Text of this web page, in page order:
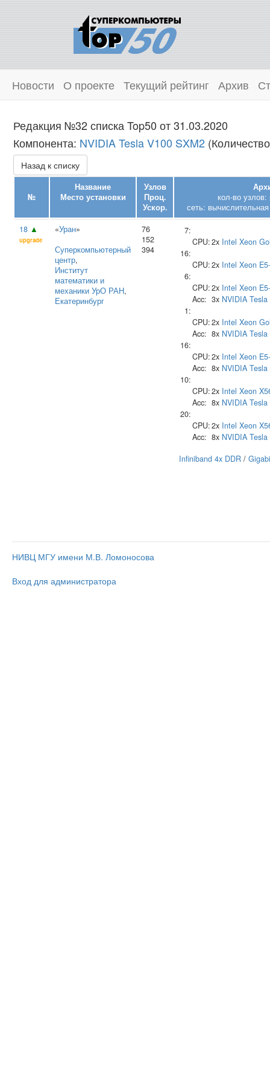
Новости О проекте Текущий рейтинг Архив
Редакция №32 списка Top50 от 31.03.2020
Компонента: NVIDIA Tesla V100 SXM2
Назад к списку
№
Название
Место установки
Узлов
Проц.
Ускор.
кол-во
сеть:
18 ▲
upgrade
«Уран»
Суперкомпьютерный
центр,
Институт
математики и
механики УрО РАН,
Екатеринбург
76
152
394
7:
CPU:2x Intel Xeon
16:
CPU:2x Intel Xeon
6:
CPU:2x Intel Xeon
Acc: 3x NVIDIA Tesla
1:
CPU:2x Intel Xeon
Acc: 8x NVIDIA Tesla
16:
CPU:2x Intel Xeon
Acc: 8x NVIDIA Tesla
10:
CPU:2x Intel Xeon
Acc: 8x NVIDIA Tesla
20:
CPU:2x Intel Xeon
Acc: 8x NVIDIA Tesla
Infiniband 4x DDR /
НИВЦ МГУ имени М.В. Ломоносова
Вход для администратора